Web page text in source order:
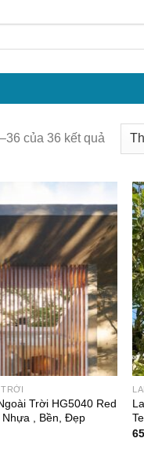
của 36 kết quảĐược
sắp
mức
độ
phổ
biến
Trời HG5040 Red
Nhựa , Bền, Đẹp